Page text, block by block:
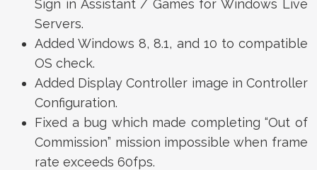
Sign in Assistant / Games for Windows Live
Servers.
Added Windows 8, 8.1, and 10 to compatible
OS check.
Added Display Controller image in Controller
Configuration.
Fixed a bug which made completing “Out of
Commission” mission impossible when frame
rate exceeds 60fps.